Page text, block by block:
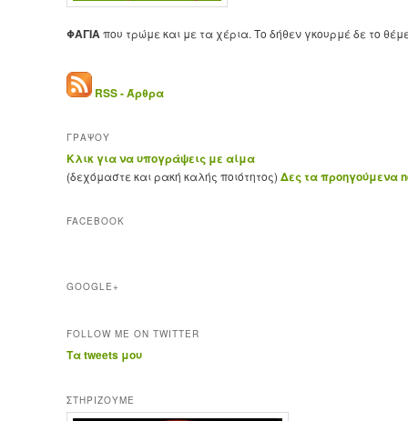
ΦΑΓΙΑπου τρώμε και με τα χέρια. Το δήθεν γκουρμέ δε το
RSS - Άρθρα
ΓΡΑΨΟΥ
Κλικ για να υπογράψεις με αίμα
(δεχόμαστε και ρακή καλής ποιότητος) Δες τα προηγούμενα
FACEBOOK
GOOGLE+
FOLLOW ME ON TWITTER
Τα tweets μου
ΣΤΗΡΊΖΟΥΜΕ